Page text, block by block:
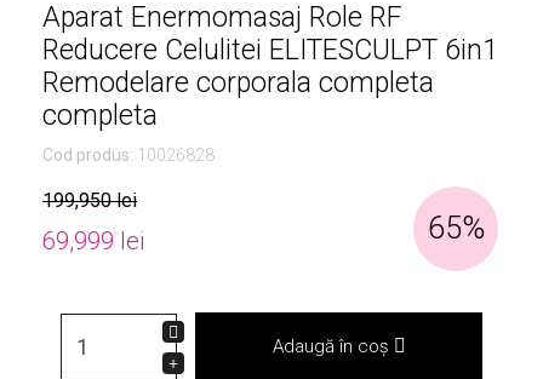
Aparat Enermomasaj Role RF
Reducere Celulitei ELITESCULPT 6in1
Remodelare corporala completa
completa
Cod produs: 10026828
199,950 lei
69,999 lei 65%
Adaugă în coș